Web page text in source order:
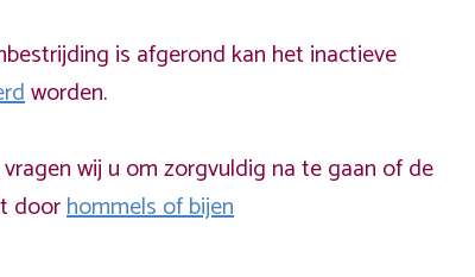
is afgerond kan het inactieve
worden.
wij u om zorgvuldig na te gaan of de
doorhommels of bijen